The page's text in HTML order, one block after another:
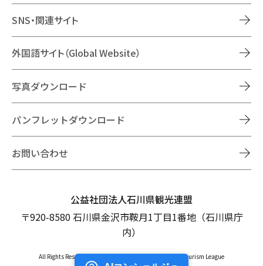
SNS・関連サイト
外国語サイト（Global Website）
写真ダウンロード
パンフレットダウンロード
お問い合わせ
公益社団法人石川県観光連盟
〒920-8580 石川県金沢市鞍月1丁目1番地（石川県庁
内）
All Rights Reserved Copyright © Ishikawa Prefectural Tourism League